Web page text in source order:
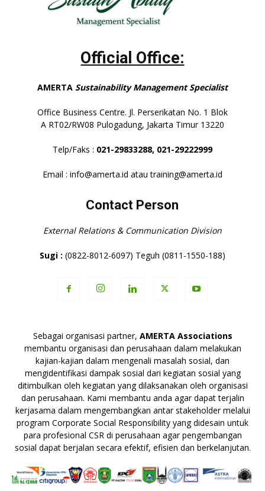
Official Office:
AMERTA Sustainability Management Specialist
Office Business Centre. Jl. Perserikatan No. 1 Blok
A RT02/RW08 Pulogadung, Jakarta Timur 13220
Telp/Faks : 021-29833288, 021-29222999
Email : info@amerta.id atau training@amerta.id
Contact Person
External Relations & Communication Division
Sugi : (0822-8012-6097) Teguh (0811-1550-188)
Sebagai organisasi partner, AMERTA Associations
membantu organisasi dan perusahaan dalam melakukan
kajian-kajian dalam mengenali masalah sosial, dan
mengidentifikasi dampak sosial dari kegiatan sosial yang
ditimbulkan oleh kegiatan yang dilaksanakan oleh organisasi
dan perusahaan. Kami membantu anda agar dapat terjalin
kerjasama dalam mengembangkan antar stakeholder melalui
program Corporate Social Responsibility yang didesain untuk
para profesional CSR di perusahaan agar pengembangan
sosial dapat berjalan secara efektif, efisien dan berkelanjutan.